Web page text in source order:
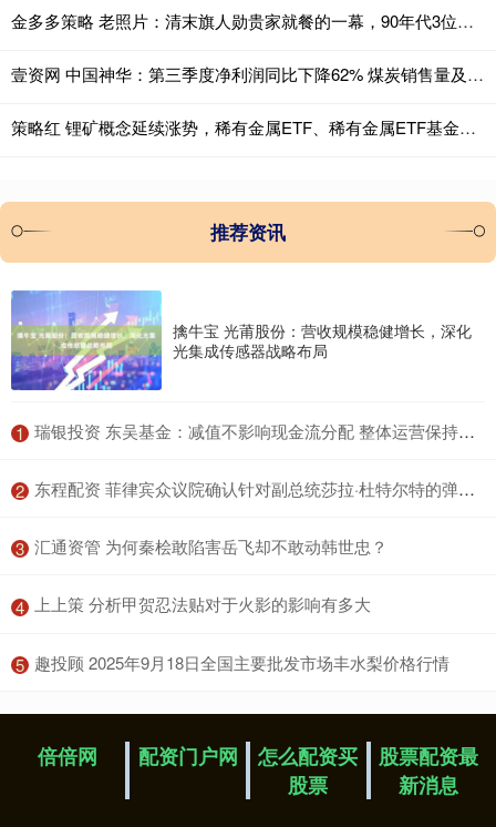
金多多策略 老照片：清末旗人勋贵家就餐的一幕，90年代3位正坐在店前的女子
壹资网 中国神华：第三季度净利润同比下降62% 煤炭销售量及平均销售价格下降导致煤炭销售收入下降
策略红 锂矿概念延续涨势，稀有金属ETF、稀有金属ETF基金涨超2%
推荐资讯
擒牛宝 光莆股份：营收规模稳健增长，深化
光集成传感器战略布局
1 ​瑞银投资 东吴基金：减值不影响现金流分配 整体运营保持稳定
2 ​东程配资 菲律宾众议院确认针对副总统莎拉·杜特尔特的弹劾指控合宪
3 ​汇通资管 为何秦桧敢陷害岳飞却不敢动韩世忠？
4 ​上上策 分析甲贺忍法贴对于火影的影响有多大
5 ​趣投顾 2025年9月18日全国主要批发市场丰水梨价格行情
倍倍网 配资门户网
怎么配资买
股票
股票配资最
新消息